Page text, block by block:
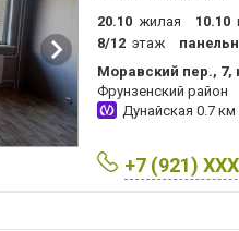
20.10 жилая 10.10
8/12 этаж
Моравский пер., 7,
Фрунзенский район
Дунайская 0.7 км
+7 (921)